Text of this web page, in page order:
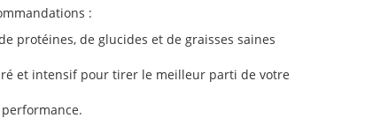
:
protéines, de glucides et de graisses saines
et intensif pour tirer le meilleur parti de votre